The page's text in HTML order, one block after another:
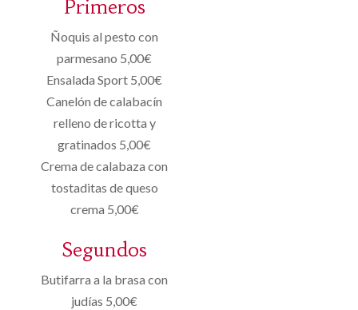
Primeros
Ñoquis al pesto con
parmesano 5,00€
Ensalada Sport 5,00€
Canelón de calabacín
relleno de ricotta y
gratinados 5,00€
Crema de calabaza con
tostaditas de queso
crema 5,00€
Segundos
Butifarra a la brasa con
judías 5,00€